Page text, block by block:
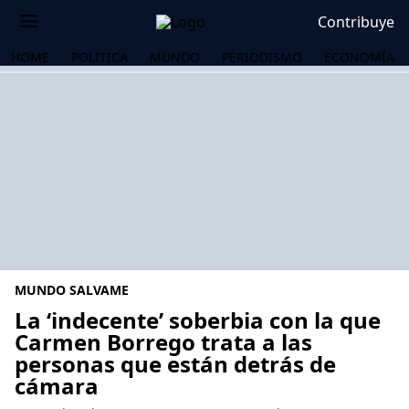
Contribuye
HOME POLÍTICA MUNDO PERIODISMO ECONOMÍA
MUNDO SALVAME
La ‘indecente’ soberbia con la que
Carmen Borrego trata a las
personas que están detrás de
cámara